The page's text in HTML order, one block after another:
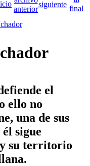
el
ello no
una de sus
sigue
su territorio